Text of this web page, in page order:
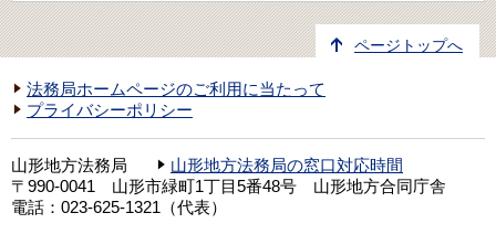
ページトップへ
法務局ホームページのご利用に当たって
プライバシーポリシー
山形地方法務局
山形地方法務局の窓口対応時間
〒990-0041 山形市緑町1丁目5番48号 山形地方合同庁舎
電話：023-625-1321（代表）